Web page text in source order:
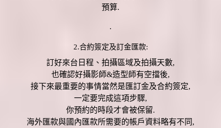
預算.
.
2.合約簽定及訂金匯款:
訂好來台日程、拍攝區域及拍攝天數,
也確認好攝影師&造型師有空擋後,
接下來最重要的事情當然是匯訂金及合約簽定,
一定要完成這項步驟,
你預約的時段才會被保留.
海外匯款與國內匯款所需要的帳戶資料略有不同,